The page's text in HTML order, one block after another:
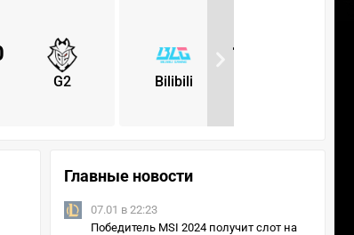
G2 Bilibili
1
Главные новости
07.01 в 22:23
Победитель MSI 2024 получит слот на